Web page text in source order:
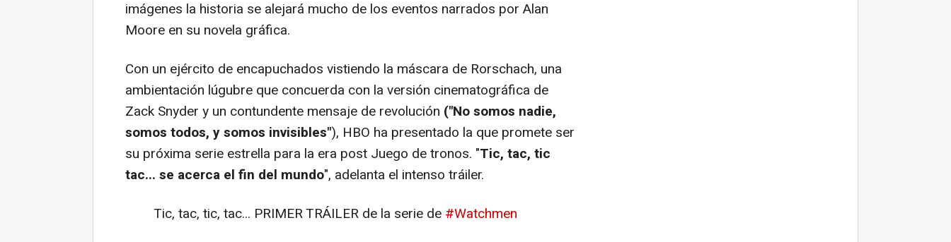
imágenes la historia se alejará mucho de los eventos narrados por Alan
Moore en su novela gráfica.
Con un ejército de encapuchados vistiendo la máscara de Rorschach, una
ambientación lúgubre que concuerda con la versión cinematográfica de
Zack Snyder y un contundente mensaje de revolución ("No somos nadie,
somos todos, y somos invisibles"), HBO ha presentado la que promete ser
su próxima serie estrella para la era post Juego de tronos. "Tic, tac, tic
tac... se acerca el fin del mundo", adelanta el intenso tráiler.
Tic, tac, tic, tac... PRIMER TRÁILER de la serie de #Watchmen